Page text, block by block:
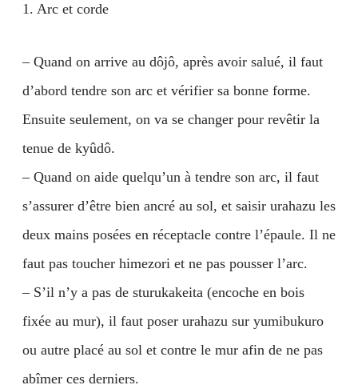
1. Arc et corde
– Quand on arrive au dôjô, après avoir salué, il faut
d’abord tendre son arc et vérifier sa bonne forme.
Ensuite seulement, on va se changer pour revêtir la
tenue de kyûdô.
– Quand on aide quelqu’un à tendre son arc, il faut
s’assurer d’être bien ancré au sol, et saisir urahazu les
deux mains posées en réceptacle contre l’épaule. Il ne
faut pas toucher himezori et ne pas pousser l’arc.
– S’il n’y a pas de sturukakeita (encoche en bois
fixée au mur), il faut poser urahazu sur yumibukuro
ou autre placé au sol et contre le mur afin de ne pas
abîmer ces derniers.